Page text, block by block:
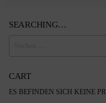
SEARCHING…
CART
ES BEFINDEN SICH KEINE